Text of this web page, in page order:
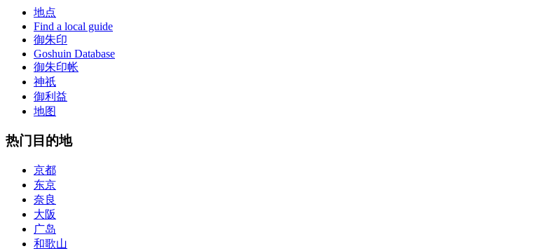
地点
Find a local guide
御朱印
Goshuin Database
御朱印帐
神祇
御利益
地图
热门目的地
京都
东京
奈良
大阪
广岛
和歌山